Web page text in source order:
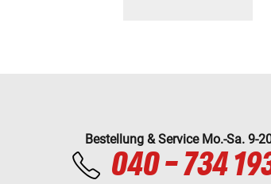
Bestellung & Service Mo.-Sa. 9-
040 - 734